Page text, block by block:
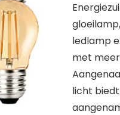
ledlamp
met meer
licht